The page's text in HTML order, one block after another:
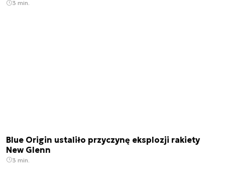
3 min.
Blue Origin ustaliło przyczynę eksplozji rakiety
New Glenn
3 min.